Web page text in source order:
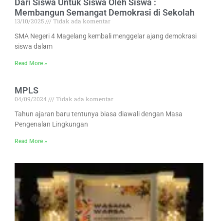
Dari Siswa Untuk Siswa Oleh Siswa :
Membangun Semangat Demokrasi di Sekolah
13/10/2025
Tidak ada komentar
SMA Negeri 4 Magelang kembali menggelar ajang demokrasi
siswa dalam
Read More »
MPLS
04/09/2024
Tidak ada komentar
Tahun ajaran baru tentunya biasa diawali dengan Masa
Pengenalan Lingkungan
Read More »